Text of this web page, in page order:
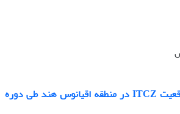
ITCZدر منطقه اقیانوس هند طی دوره